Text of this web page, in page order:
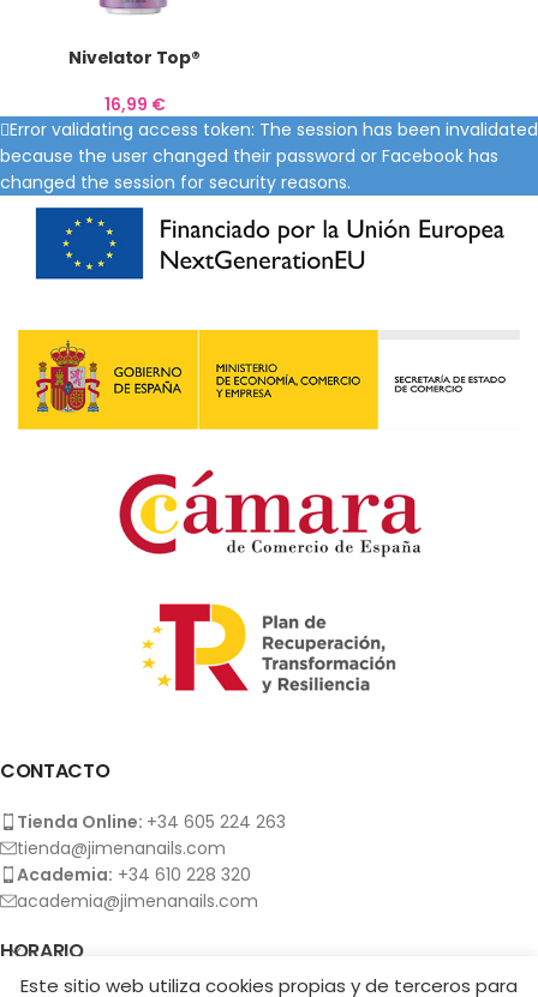
Nivelator Top®
16,99 €
Error validating access token: The session has been invalidated
because the user changed their password or Facebook has
changed the session for security reasons.
CONTACTO
Tienda Online: +34 605 224 263
tienda@jimenanails.com
Academia: +34 610 228 320
academia@jimenanails.com
HORARIO
Este sitio web utiliza cookies propias y de terceros para